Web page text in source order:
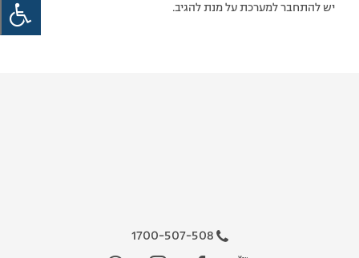
יש להתחבר למערכת על מנת להגיב.
1700-507-508